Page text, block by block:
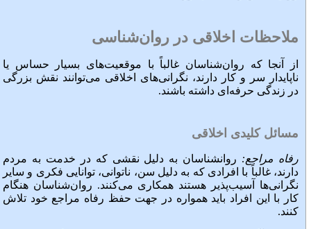
ملاحظات اخلاقی در روان‌شناسی
از آنجا که روان‌شناسان غالباً با موقعیت‌های بسیار حساس یا
ناپایدار سر و کار دارند، نگرانی‌های اخلاقی می‌توانند نقش بزرگی
در زندگی حرفه‌ای داشته باشند.
مسائل کلیدی اخلاقی
رفاه مراجع:روانشناسان به دلیل نقشی که در خدمت به مردم
دارند، غالباً با افرادی که به دلیل سن، ناتوانی، توانایی فکری و سایر
نگرانی‌ها آسیب‌پذیر هستند همکاری می‌کنند. روان‌شناسان هنگام
کار با این افراد باید همواره در جهت حفظ رفاه مراجع خود تلاش
کنند.